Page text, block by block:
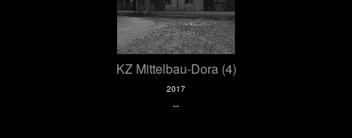
KZ Mittelbau-Dora (4)
2017
--